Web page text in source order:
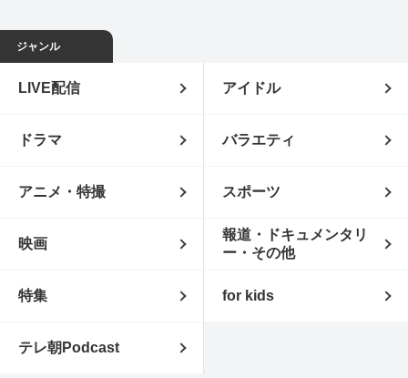
ジャンル
LIVE配信 アイドル
ドラマ バラエティ
アニメ・特撮 スポーツ
映画
報道・ドキュメンタリ
ー・その他
特集 for kids
テレ朝Podcast